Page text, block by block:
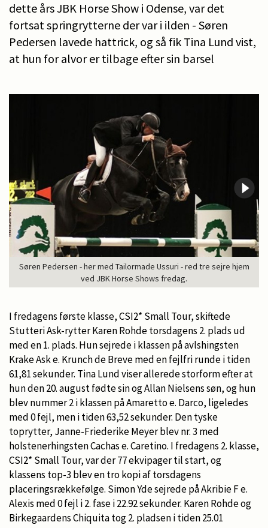
dette års JBK Horse Show i Odense, var det
fortsat springrytterne der var i ilden - Søren
Pedersen lavede hattrick, og så fik Tina Lund vist,
at hun for alvor er tilbage efter sin barsel
Søren Pedersen - her med Tailormade Ussuri - red tre sejre hjem
ved JBK Horse Shows fredag.
I fredagens første klasse, CSI2* Small Tour, skiftede
Stutteri Ask-rytter Karen Rohde torsdagens 2. plads ud
med en 1. plads. Hun sejrede i klassen på avlshingsten
Krake Ask e. Krunch de Breve med en fejlfri runde i tiden
61,81 sekunder. Tina Lund viser allerede storform efter at
hun den 20. august fødte sin og Allan Nielsens søn, og hun
blev nummer 2 i klassen på Amaretto e. Darco, ligeledes
med 0 fejl, men i tiden 63,52 sekunder. Den tyske
toprytter, Janne-Friederike Meyer blev nr. 3 med
holstenerhingsten Cachas e. Caretino. I fredagens 2. klasse,
CSI2* Small Tour, var der 77 ekvipager til start, og
klassens top-3 blev en tro kopi af torsdagens
placeringsrækkefølge. Simon Yde sejrede på Akribie F e.
Alexis med 0 fejl i 2. fase i 22.92 sekunder. Karen Rohde og
Birkegaardens Chiquita tog 2. pladsen i tiden 25.01